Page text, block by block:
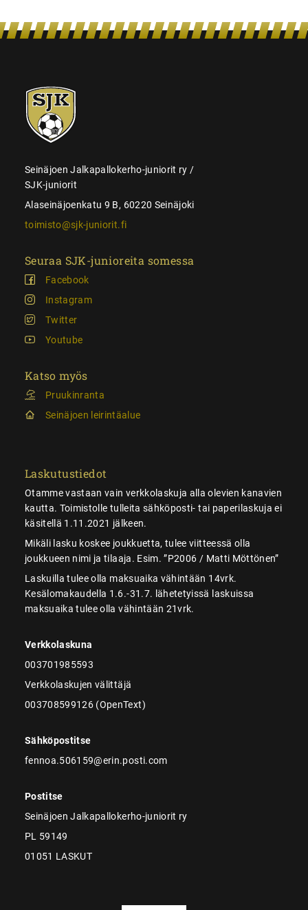
SJK-
juniorit
Seinäjoen Jalkapallokerho-juniorit ry /
SJK-juniorit
Alaseinäjoenkatu 9 B, 60220 Seinäjoki
toimisto@sjk-juniorit.fi
Seuraa SJK-junioreita somessa
Facebook
Instagram
Twitter
Youtube
Katso myös
Pruukinranta
Seinäjoen leirintäalue
Laskutustiedot
Otamme vastaan vain verkkolaskuja alla olevien kanavien
kautta. Toimistolle tulleita sähköposti- tai paperilaskuja ei
käsitellä 1.11.2021 jälkeen.
Mikäli lasku koskee joukkuetta, tulee viitteessä olla
joukkueen nimi ja tilaaja. Esim. ”P2006 / Matti Möttönen”
Laskuilla tulee olla maksuaika vähintään 14vrk.
Kesälomakaudella 1.6.-31.7. lähetetyissä laskuissa
maksuaika tulee olla vähintään 21vrk.
Verkkolaskuna
003701985593
Verkkolaskujen välittäjä
003708599126 (OpenText)
Sähköpostitse
fennoa.506159@erin.posti.com
Postitse
Seinäjoen Jalkapallokerho-juniorit ry
PL 59149
01051 LASKUT